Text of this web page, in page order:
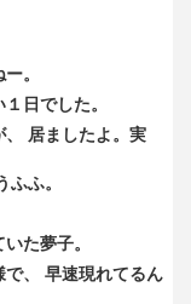
。
日でした。
居ましたよ。実
ふ。
た夢子。
、 早速現れてるん